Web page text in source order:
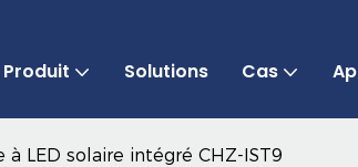
Produit Solutions Cas
à LED solaire intégré CHZ-IST9